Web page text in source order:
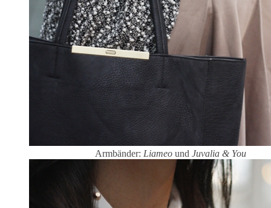
Armbänder: Liameound Juvalia & You